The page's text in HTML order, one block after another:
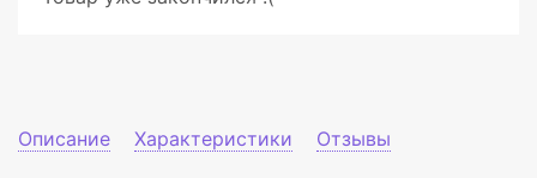
Описание Характеристики Отзывы